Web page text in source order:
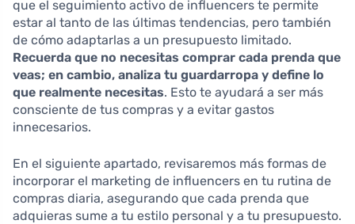
que el seguimiento activo de influencers te permite
estar al tanto de las últimas tendencias, pero también
de cómo adaptarlas a un presupuesto limitado.
Recuerda que no necesitas comprar cada prenda que
veas; en cambio, analiza tu guardarropa y define lo
que realmente necesitas. Esto te ayudará a ser más
consciente de tus compras y a evitar gastos
innecesarios.
En el siguiente apartado, revisaremos más formas de
incorporar el marketing de influencers en tu rutina de
compras diaria, asegurando que cada prenda que
adquieras sume a tu estilo personal y a tu presupuesto.